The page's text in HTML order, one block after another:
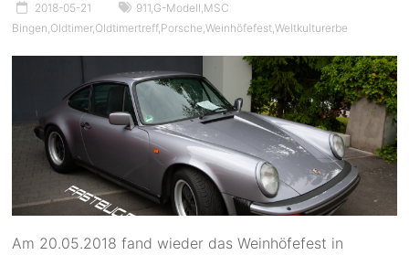
2018-05-21 911,G-Modell,MSC
Bingen,Oldtimer,Oldtimertreff,Porsche,Weinhöfefest,Weltkulturerbe
Am 20.05.2018 fand wieder das Weinhöfefest in